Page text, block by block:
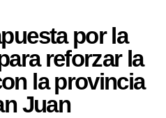
por la
reforzar la
la provincia
Juan